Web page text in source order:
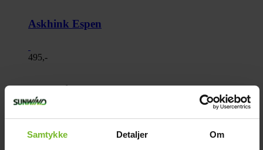
Samtykke Detaljer Om
Askhink Espen
495,-
Köp fler få 15%